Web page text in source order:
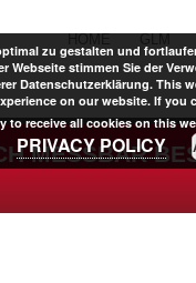
MESSBAR
zu gestalten und
Webseite stimmen Sie der
Datenschutzerklärung. This
on our website. If
to receive all cookies on this
PRIVACY POLICY